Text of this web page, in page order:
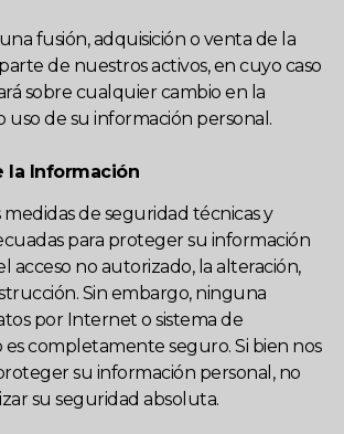
fusión, adquisición o venta de la
de nuestros activos, en cuyo caso
sobre cualquier cambio en la
uso de su información personal.
la Información
de seguridad técnicas y
para proteger su información
acceso no autorizado, la alteración,
Sin embargo, ninguna
por Internet o sistema de
completamente seguro. Si bien nos
su información personal, no
su seguridad absoluta.